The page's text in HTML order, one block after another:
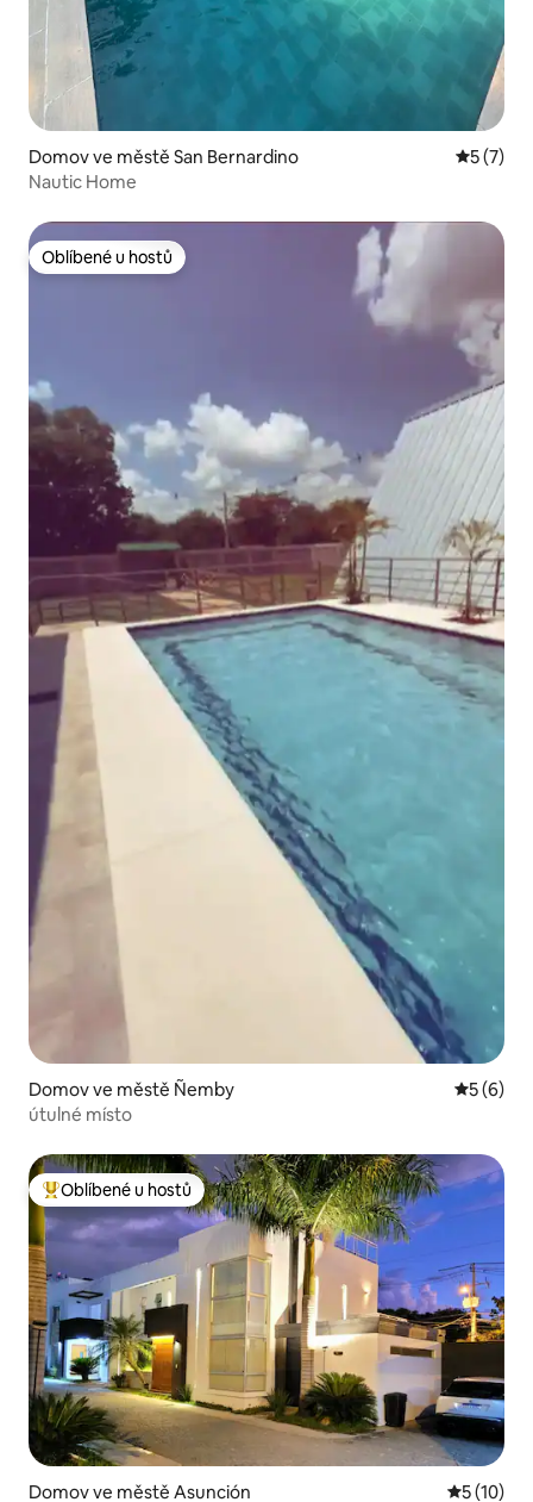
Domov ve městě San Bernardino
5 (7)
Nautic Home
Oblíbené u hostů
Oblíbené u hostů
Domov ve městě Ñemby
5 (6)
útulné místo
Nejlepší v kategorii Oblíbené u hostů
Oblíbené u hostů
Domov ve městě Asunción Průměrné
5 (10)